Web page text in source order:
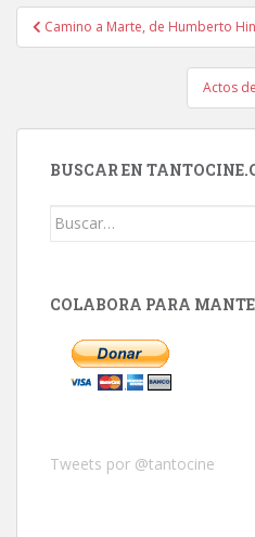
Navegación
de
Camino a Marte, de Humberto
Actos
BUSCAR EN
Buscar:
COLABORA PARA
Tweets por @tantocine